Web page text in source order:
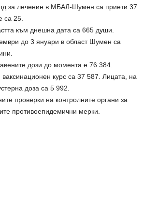
за лечение в МБАЛ-Шумен са приети 37
са 25.
към днешна дата са 665 души.
до 3 януари в област Шумен са
дози до момента е 76 384.
курс са 37 587. Лицата, на
доза са 5 992.
проверки на контролните органи за
противоепидемични мерки.